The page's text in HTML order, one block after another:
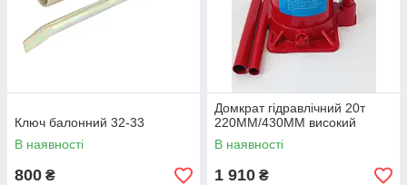
Ключ балонний 32-33
В наявності
800 ₴
Домкрат гідравлічний 20т
220MM/430MM високий
В наявності
1 910 ₴